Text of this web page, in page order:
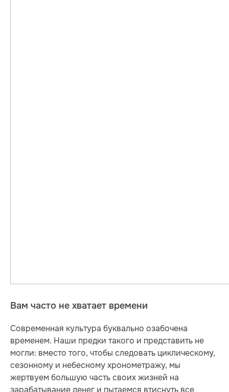
Вам часто не хватает времени
Современная культура буквально озабочена
временем. Наши предки такого и представить не
могли: вместо того, чтобы следовать циклическому,
сезонному и небесному хронометражу, мы
жертвуем большую часть своих жизней на
зарабатывание денег и пытаемся втиснуть все